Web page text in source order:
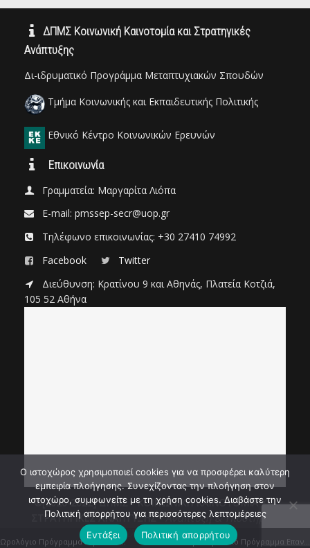
Ωρολόγιο Πρόγραμμα εαρινού εξαμήνου ακ. έτους 2021-22 Συγκεντρωτικό Πρόγραμμα Επαναληπτικής Εξεταστικής Σεπτεμβρίου ακ. έτους 2021-22
ΔΠΜΣ Κοινωνική Καινοτομία και Στρατηγικές
Ανάπτυξης
Δι-ιδρυματικό Προγράμμα Μεταπτυχιακών Σπουδών
Τμήμα Κοινωνικής και Εκπαιδευτικής Πολιτικής
Εθνικό Κέντρο Κοινωνικών Ερευνών
Επικοινωνία
Γραμματεία: Μαργαρίτα Λιόπα
E-mail: pmssep-secr@uop.gr
Τηλέφωνο επικοινωνίας: +30 27410 74992
Facebook
Twitter
Διεύθυνση: Κρατίνου 9 και Αθηνάς, Πλατεία Κοτζιά,
105 52 Αθήνα
©[2020-2022] ΔΠΜΣ -ΚΟΙΝΩΝΙΚΗ ΚΑΙΝΟΤΟΜΙΑ ΚΑΙ
ΣΤΡΑΤΗΓΙΚΕΣ ΑΝΑΠΤΥΞΗΣ-Ανάπτυξη & Υποστήριξη
-Βασίλης Μακρυπόδης
Ο ιστοχώρος χρησιμοποιεί cookies για να προσφέρει καλύτερη
εμπειρία πλοήγησης. Συνεχίζοντας την πλοήγηση στον
ιστοχώρο, συμφωνείτε με τη χρήση cookies. Διαβάστε την
Πολιτική απορρήτου για περισσότερες λεπτομέρειες
Εντάξει
Πολιτική απορρήτου